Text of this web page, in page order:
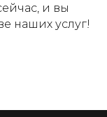
и вы
наших услуг!